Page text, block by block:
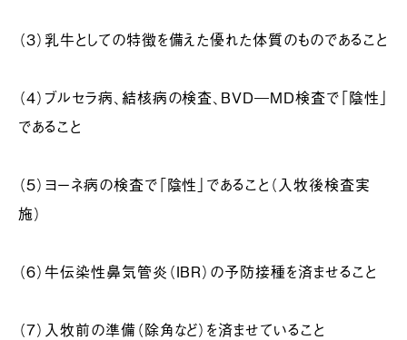
（３）乳牛としての特徴を備えた優れた体質のものであること
（４）ブルセラ病、結核病の検査、BVD―MD検査で「陰性」
であること
（５）ヨーネ病の検査で「陰性」であること（入牧後検査実
施）
（６）牛伝染性鼻気管炎（IBR）の予防接種を済ませること
（７）入牧前の準備（除角など）を済ませていること